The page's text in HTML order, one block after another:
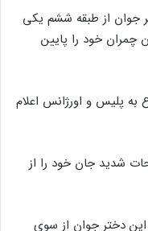
از طبقه ششم یکی
چمران خود را پایین
پلیس و اورژانس اعلام
شدید جان خود را از
دختر جوان از سوی